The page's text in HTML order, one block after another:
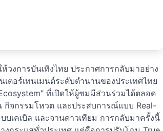
งการบันเทิงไทย ประกาศการกลับมาอย่าง
ตอร์เทนเมนต์ระดับตำนานของประเทศไทย
ที่เปิดให้ผู้ชมมีส่วนร่วมได้ตลอด
จกรรมโหวต และประสบการณ์แบบ Real-
เคเบิล และจานดาวเทียม การกลับมาครั้งนี้